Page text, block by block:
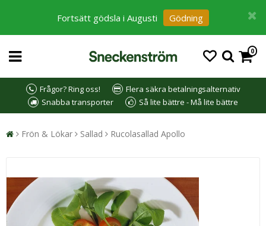
Fortsätt gödsla i Augusti Gödning
0
Frågor? Ring oss!
Flera säkra betalningsalternativ
Snabba transporter
Så lite bättre - Må lite bättre
Frön & Lökar Sallad Rucolasallad Apollo